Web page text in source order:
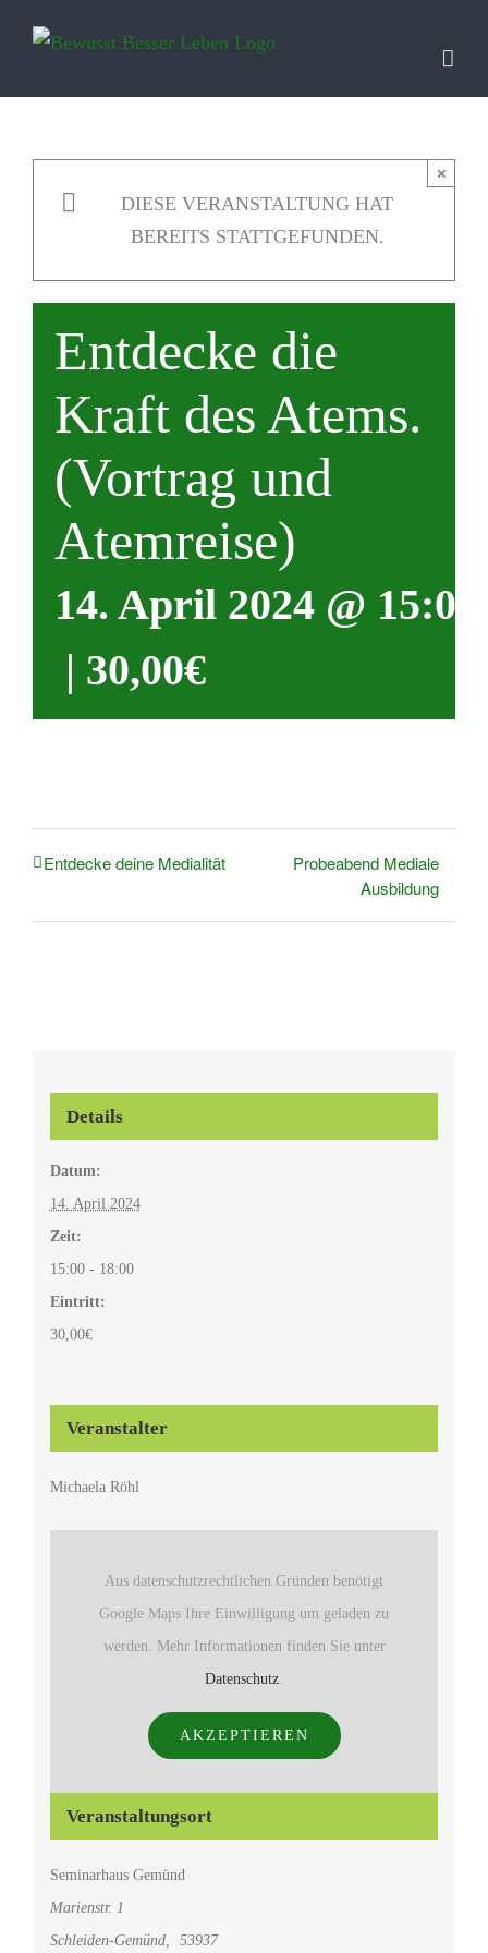
Inhalt
DIESE VERANSTALTUNG HAT
BEREITS STATTGEFUNDEN.
×
Entdecke die
Kraft des Atems.
(Vortrag und
Atemreise)
14. April 2024 @ 15:00
| 30,00€
Entdecke deine Medialität
Probeabend Mediale
Ausbildung
Details
Datum:
14. April 2024
Zeit:
15:00 - 18:00
Eintritt:
30,00€
Veranstalter
Michaela Röhl
Veranstaltungsort
Seminarhaus Gemünd
Marienstr. 1
Schleiden-Gemünd, 53937
Aus datenschutzrechtlichen Gründen benötigt
Google Maps Ihre Einwilligung um geladen zu
werden. Mehr Informationen finden Sie unter
Datenschutz
AKZEPTIEREN